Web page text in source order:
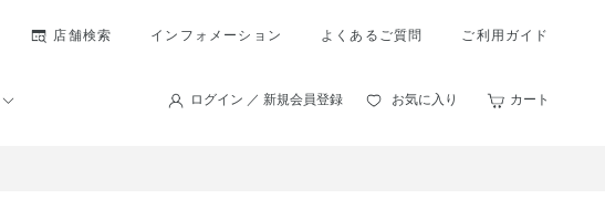
店舗検索 インフォメーション よくあるご質問 ご利用ガイド
ログイン ／ 新規会員登録 お気に入り カート